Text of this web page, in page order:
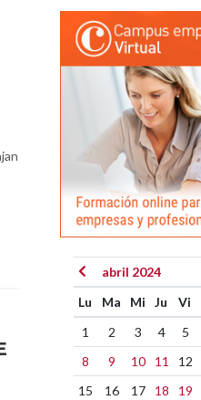
abril 2024
Lu
Ma Mi Ju Vi
1
2 3 4 5
8
9 10 11 12
15
16 17 18 19